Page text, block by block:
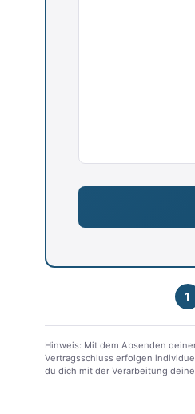
1
Hinweis: Mit dem Absenden
Vertragsschluss erfolgen
du dich mit der Verarbeitung